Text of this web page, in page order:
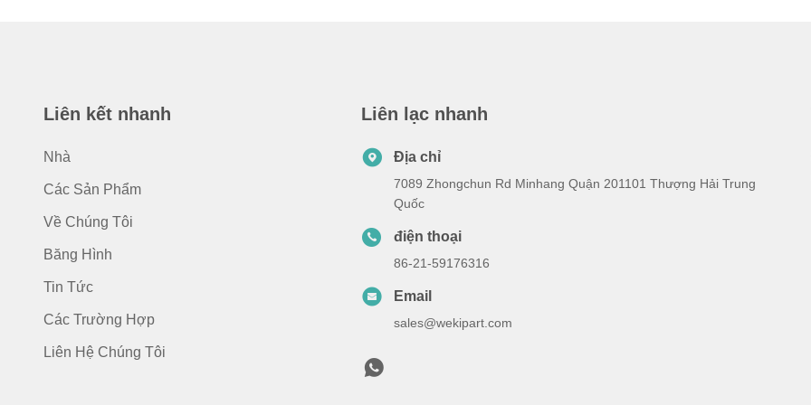
Liên kết nhanh
Nhà
Các Sản Phẩm
Về Chúng Tôi
Băng Hình
Tin Tức
Các Trường Hợp
Liên Hệ Chúng Tôi
Liên lạc nhanh
Địa chỉ
7089 Zhongchun Rd Minhang Quận 201101 Thượng Hải Trung
Quốc
điện thoại
86-21-59176316
Email
sales@wekipart.com